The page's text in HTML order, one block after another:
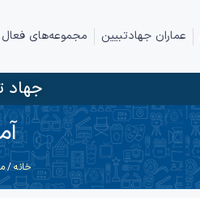
عماران جهادتبیین مجموعه‌های فعال
خانه/